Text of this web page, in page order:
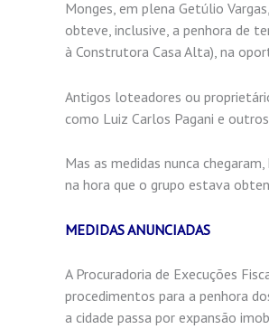
Monges, em plena Getúlio
obteve, inclusive, a penhora de
à Construtora Casa Alta), na
Antigos loteadores ou
como Luiz Carlos Pagani e
Mas as medidas nunca
na hora que o grupo estava
MEDIDAS ANUNCIADAS
A Procuradoria de Execuções
procedimentos para a penhora
a cidade passa por expansão